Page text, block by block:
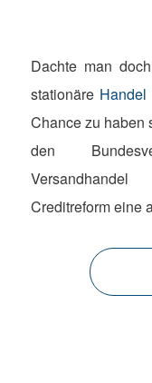
Dachte man
stationäre Handel
Chance zu haben
den
Creditreform eine